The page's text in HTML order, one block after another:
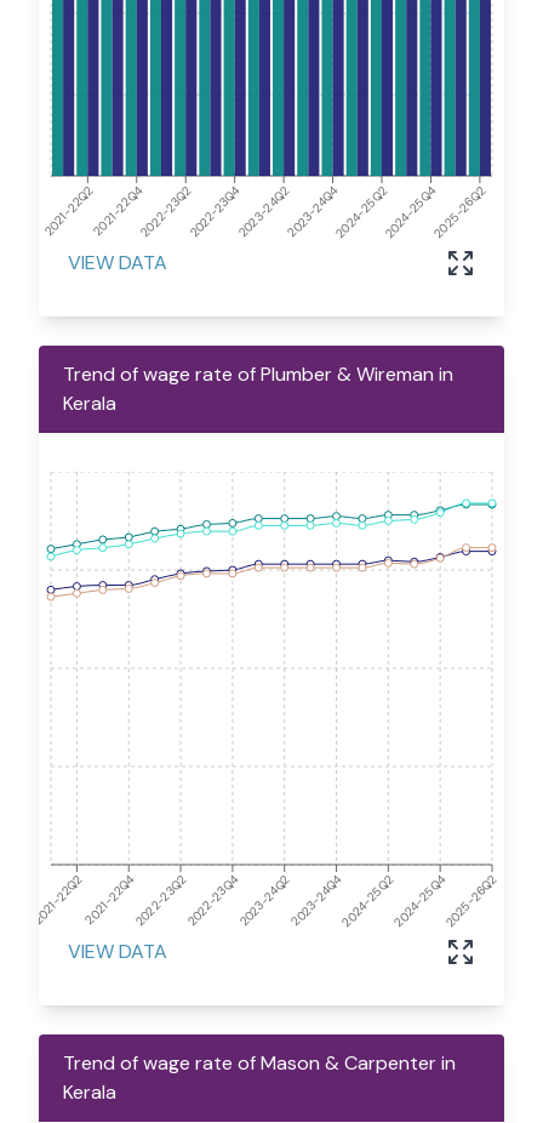
2021-22Q22021-22Q42022-23Q22022-23Q42023-24Q22023-24Q42024-25Q22024-25Q42025-26Q2
VIEW DATA
Trend of wage rate of Plumber & Wireman in
Kerala
2021-22Q22021-22Q42022-23Q22022-23Q42023-24Q22023-24Q42024-25Q22024-25Q42025-26Q2
VIEW DATA
Trend of wage rate of Mason & Carpenter in
Kerala